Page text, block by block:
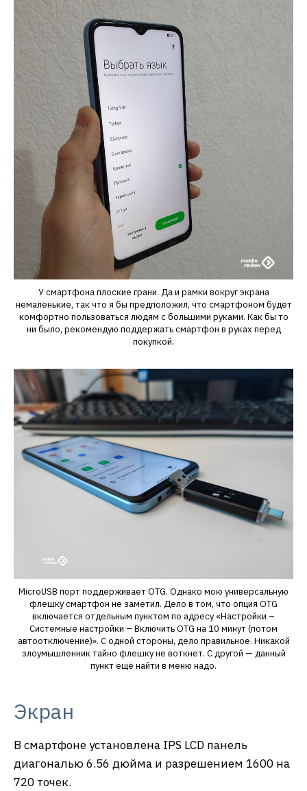
У смартфона плоские грани. Да и рамки вокруг экрана
немаленькие, так что я бы предположил, что смартфоном будет
комфортно пользоваться людям с большими руками. Как бы то
ни было, рекомендую поддержать смартфон в руках перед
покупкой.
MicroUSB порт поддерживает OTG. Однако мою универсальную
флешку смартфон не заметил. Дело в том, что опция OTG
включается отдельным пунктом по адресу «Настройки –
Системные настройки – Включить OTG на 10 минут (потом
автоотключение)». С одной стороны, дело правильное. Никакой
злоумышленник тайно флешку не воткнет. С другой — данный
пункт ещё найти в меню надо.
Экран
В смартфоне установлена IPS LCD панель
диагональю 6.56 дюйма и разрешением 1600 на
720 точек.